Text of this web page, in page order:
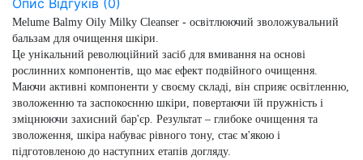
Melume Balmy Oily Milky Cleanser - освітлюючий зволожувальний
бальзам для очищення шкіри.
Це унікальний революційний засіб для вмивання на основі
рослинних компонентів, що має ефект подвійного очищення.
Маючи активні компоненти у своєму складі, він сприяє освітленню,
зволоженню та заспокоєнню шкіри, повертаючи їй пружність і
зміцнюючи захисний бар'єр. Результат – глибоке очищення та
зволоження, шкіра набуває рівного тону, стає м'якою і
підготовленою до наступних етапів догляду.